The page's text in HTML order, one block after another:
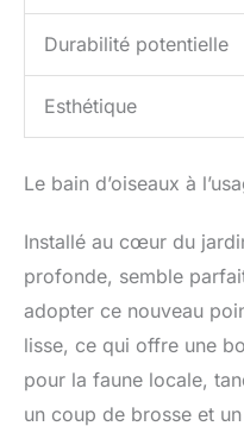
Durabilité potentielle
Esthétique
Le bain d’oiseaux à
Installé au cœur du
profonde, semble
adopter ce nouveau
lisse, ce qui offre une
pour la faune locale,
un coup de brosse et